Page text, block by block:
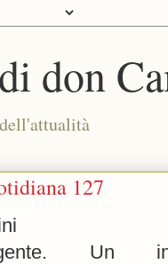
don
127
Un